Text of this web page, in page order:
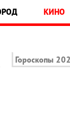
КИНО
Гороскопы